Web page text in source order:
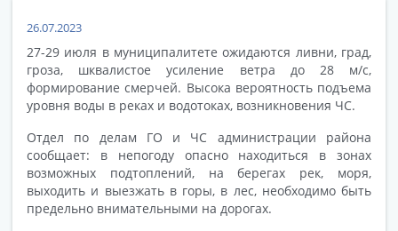
Муниципальное имущество
Публичные слушания и общественные обсуждения
Документы
26.07.2023
27-29 июля в муниципалитете ожидаются ливни, град,
гроза, шквалистое усиление ветра до 28 м/с,
формирование смерчей. Высока вероятность подъема
уровня воды в реках и водотоках, возникновения ЧС.
Отдел по делам ГО и ЧС администрации района
сообщает: в непогоду опасно находиться в зонах
возможных подтоплений, на берегах рек, моря,
выходить и выезжать в горы, в лес, необходимо быть
предельно внимательными на дорогах.